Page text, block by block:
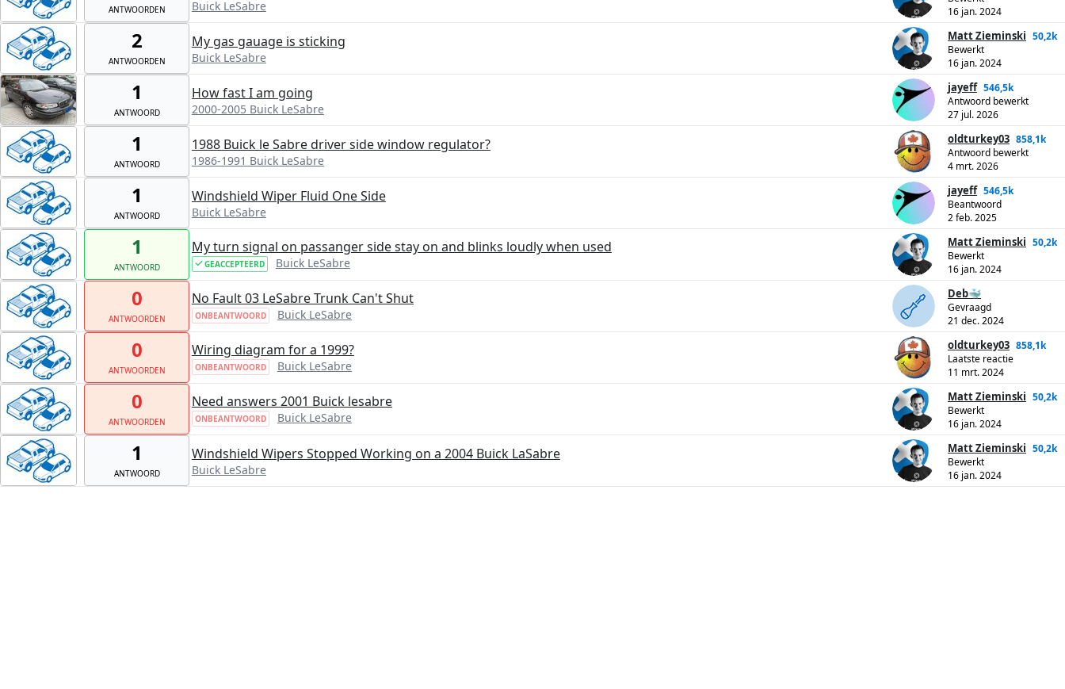
ANTWOORDEN Buick LeSabre
16 jan. 2024
2
ANTWOORDEN
My gas gauage is sticking
Buick LeSabre
Matt Zieminski 50,2k
Bewerkt
16 jan. 2024
1
ANTWOORD
How fast I am going
2000-2005 Buick LeSabre
jayeff 546,5k
Antwoord bewerkt
27 jul. 2026
1
ANTWOORD
1988 Buick le Sabre driver side window regulator?
1986-1991 Buick LeSabre
oldturkey03 858,1k
Antwoord bewerkt
4 mrt. 2026
1
ANTWOORD
Windshield Wiper Fluid One Side
Buick LeSabre
jayeff 546,5k
Beantwoord
2 feb. 2025
1
ANTWOORD
My turn signal on passanger side stay on and blinks loudly when used
GEACCEPTEERD Buick LeSabre
Matt Zieminski 50,2k
Bewerkt
16 jan. 2024
0
ANTWOORDEN
No Fault 03 LeSabre Trunk Can't Shut
ONBEANTWOORD Buick LeSabre
Deb🐳
Gevraagd
21 dec. 2024
0
ANTWOORDEN
Wiring diagram for a 1999?
ONBEANTWOORD Buick LeSabre
oldturkey03 858,1k
Laatste reactie
11 mrt. 2024
0
ANTWOORDEN
Need answers 2001 Buick lesabre
ONBEANTWOORD Buick LeSabre
Matt Zieminski 50,2k
Bewerkt
16 jan. 2024
1
ANTWOORD
Windshield Wipers Stopped Working on a 2004 Buick LaSabre
Buick LeSabre
Matt Zieminski 50,2k
Bewerkt
16 jan. 2024